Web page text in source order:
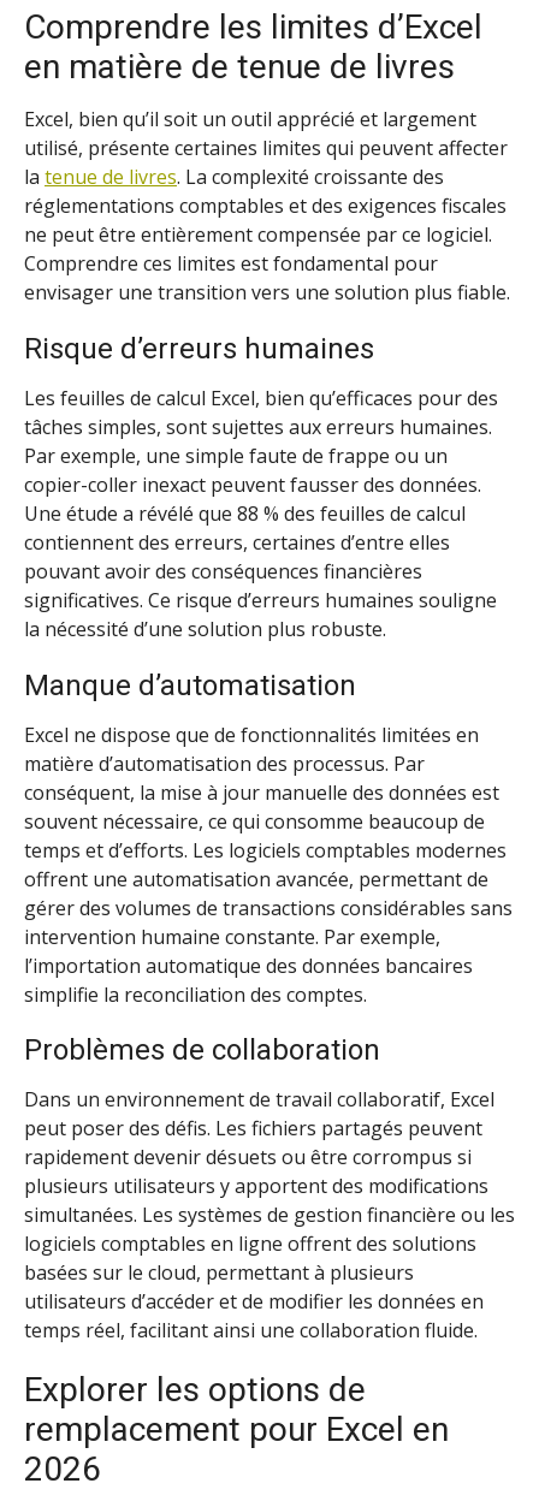
Comprendre les limites d’Excel
en matière de tenue de livres
Excel, bien qu’il soit un outil apprécié et largement
utilisé, présente certaines limites qui peuvent affecter
la tenue de livres. La complexité croissante des
réglementations comptables et des exigences fiscales
ne peut être entièrement compensée par ce logiciel.
Comprendre ces limites est fondamental pour
envisager une transition vers une solution plus fiable.
Risque d’erreurs humaines
Les feuilles de calcul Excel, bien qu’efficaces pour des
tâches simples, sont sujettes aux erreurs humaines.
Par exemple, une simple faute de frappe ou un
copier-coller inexact peuvent fausser des données.
Une étude a révélé que 88 % des feuilles de calcul
contiennent des erreurs, certaines d’entre elles
pouvant avoir des conséquences financières
significatives. Ce risque d’erreurs humaines souligne
la nécessité d’une solution plus robuste.
Manque d’automatisation
Excel ne dispose que de fonctionnalités limitées en
matière d’automatisation des processus. Par
conséquent, la mise à jour manuelle des données est
souvent nécessaire, ce qui consomme beaucoup de
temps et d’efforts. Les logiciels comptables modernes
offrent une automatisation avancée, permettant de
gérer des volumes de transactions considérables sans
intervention humaine constante. Par exemple,
l’importation automatique des données bancaires
simplifie la reconciliation des comptes.
Problèmes de collaboration
Dans un environnement de travail collaboratif, Excel
peut poser des défis. Les fichiers partagés peuvent
rapidement devenir désuets ou être corrompus si
plusieurs utilisateurs y apportent des modifications
simultanées. Les systèmes de gestion financière ou les
logiciels comptables en ligne offrent des solutions
basées sur le cloud, permettant à plusieurs
utilisateurs d’accéder et de modifier les données en
temps réel, facilitant ainsi une collaboration fluide.
Explorer les options de
remplacement pour Excel en
2026